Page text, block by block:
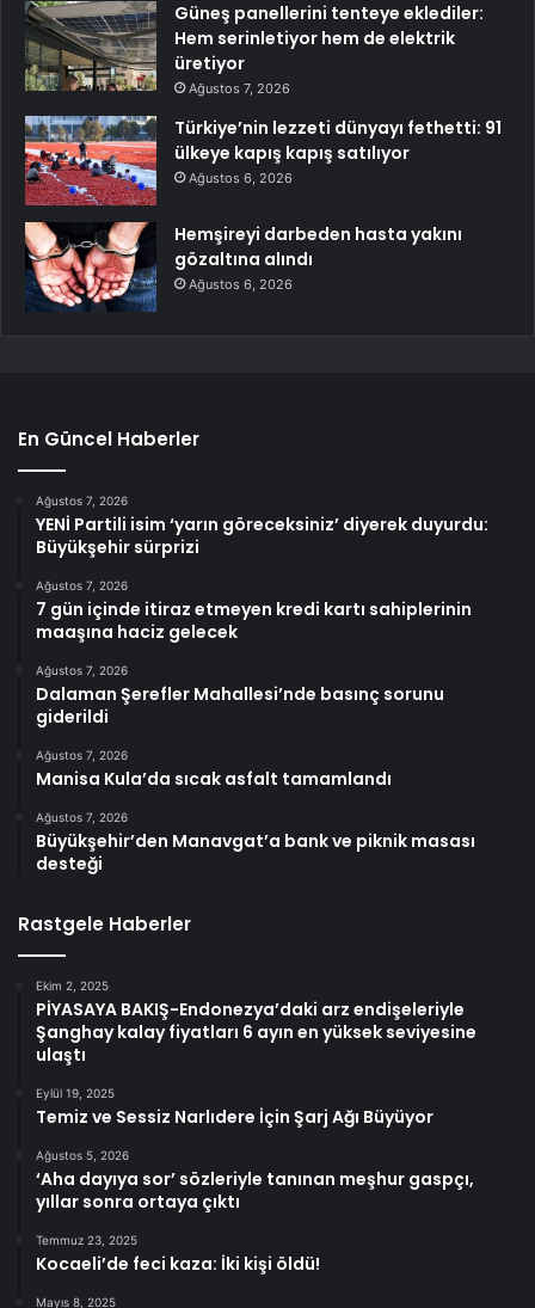
Güneş panellerini tenteye eklediler:
Hem serinletiyor hem de elektrik
üretiyor
Ağustos 7, 2026
Türkiye’nin lezzeti dünyayı fethetti: 91
ülkeye kapış kapış satılıyor
Ağustos 6, 2026
Hemşireyi darbeden hasta yakını
gözaltına alındı
Ağustos 6, 2026
En Güncel Haberler
Ağustos 7, 2026
YENİ Partili isim ‘yarın göreceksiniz’ diyerek duyurdu:
Büyükşehir sürprizi
Ağustos 7, 2026
7 gün içinde itiraz etmeyen kredi kartı sahiplerinin
maaşına haciz gelecek
Ağustos 7, 2026
Dalaman Şerefler Mahallesi’nde basınç sorunu
giderildi
Ağustos 7, 2026
Manisa Kula’da sıcak asfalt tamamlandı
Ağustos 7, 2026
Büyükşehir’den Manavgat’a bank ve piknik masası
desteği
Rastgele Haberler
Ekim 2, 2025
PİYASAYA BAKIŞ-Endonezya’daki arz endişeleriyle
Şanghay kalay fiyatları 6 ayın en yüksek seviyesine
ulaştı
Eylül 19, 2025
Temiz ve Sessiz Narlıdere İçin Şarj Ağı Büyüyor
Ağustos 5, 2026
‘Aha dayıya sor’ sözleriyle tanınan meşhur gaspçı,
yıllar sonra ortaya çıktı
Temmuz 23, 2025
Kocaeli’de feci kaza: İki kişi öldü!
Mayıs 8, 2025